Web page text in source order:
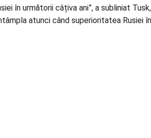
în următorii câțiva ani”, a subliniat
atunci când superioritatea Rusiei